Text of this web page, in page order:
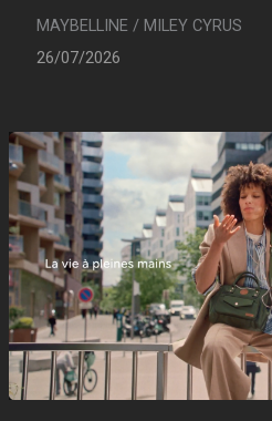
MAYBELLINE / MILEY CYRUS
26/07/2026